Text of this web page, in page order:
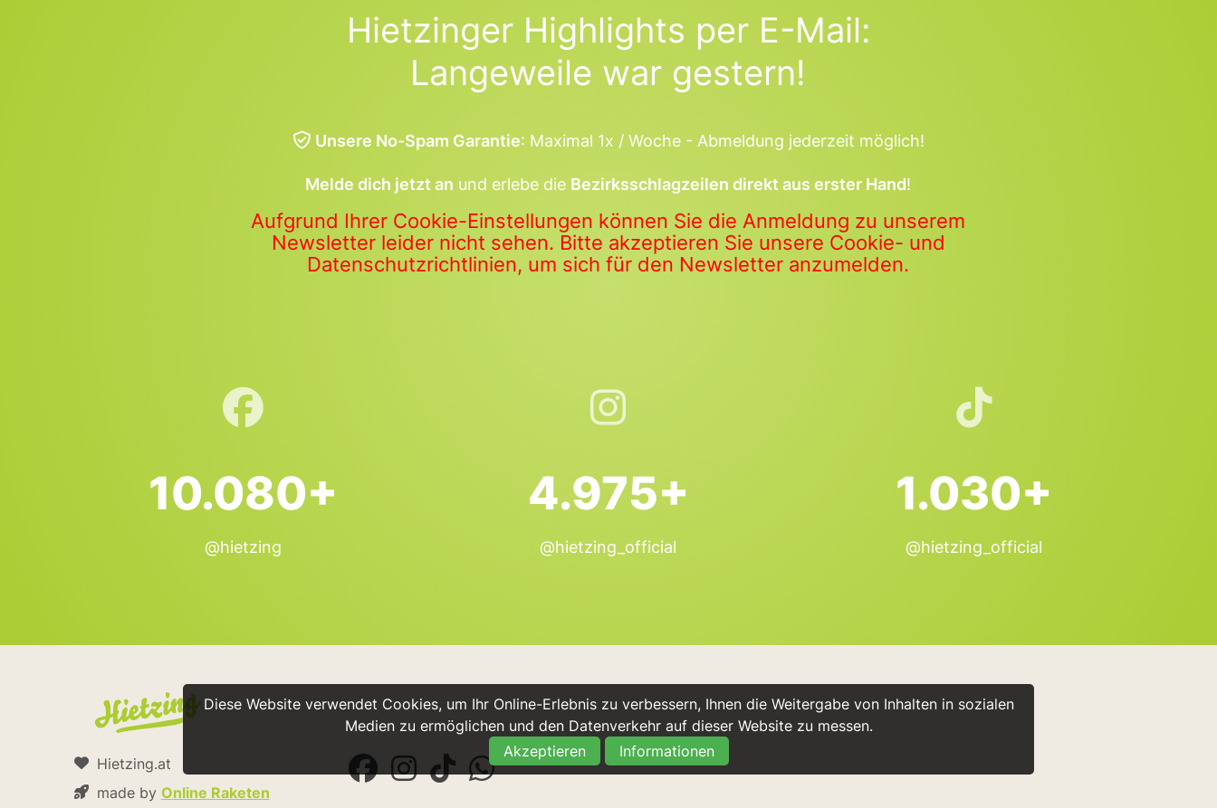
Diese Website verwendet Cookies, um Ihr Online-Erlebnis zu verbessern, Ihnen die Weitergabe von Inhalten in sozialen
Medien zu ermöglichen und den Datenverkehr auf dieser Website zu messen.
Akzeptieren
Informationen
Hietzinger Highlights per E-Mail:
Langeweile war gestern!
Unsere No-Spam Garantie: Maximal 1x / Woche - Abmeldung jederzeit möglich!
Melde dich jetzt an und erlebe die Bezirksschlagzeilen direkt aus erster Hand!
Aufgrund Ihrer Cookie-Einstellungen können Sie die Anmeldung zu unserem
Newsletter leider nicht sehen. Bitte akzeptieren Sie unsere Cookie- und
Datenschutzrichtlinien, um sich für den Newsletter anzumelden.
10.080+
@hietzing
4.975+
@hietzing_official
1.030+
@hietzing_official
Hietzing.at
made by Online Raketen